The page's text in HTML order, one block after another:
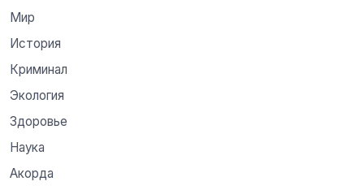
Мир
История
Криминал
Экология
Здоровье
Наука
Акорда